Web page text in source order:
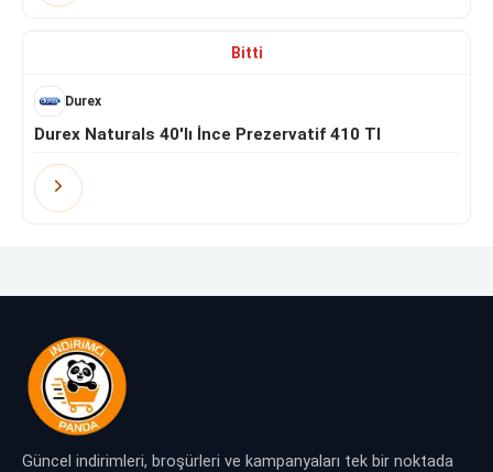
Bitti
Durex
Durex Naturals 40'lı İnce Prezervatif 410 Tl
Güncel indirimleri, broşürleri ve kampanyaları tek bir noktada